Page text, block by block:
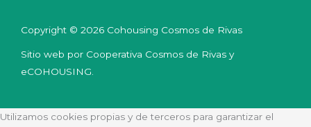
Copyright © 2026 Cohousing Cosmos de Rivas
Sitio web por Cooperativa Cosmos de Rivas y
eCOHOUSING.
Utilizamos cookies propias y de terceros para garantizar el